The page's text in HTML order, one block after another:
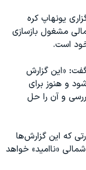
یونهاپ کره
مشغول بازسازی
است.
«این گزارش
و هنوز برای
و آن را حل
که این گزارش‌ها
«ناامید» خواهد